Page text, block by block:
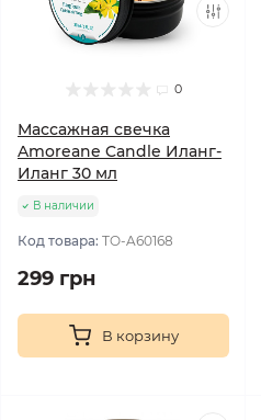
0
Массажная свечка
Amoreane Candle Иланг-
Иланг 30 мл
В наличии
Код товара: TO-A60168
299 грн
В корзину